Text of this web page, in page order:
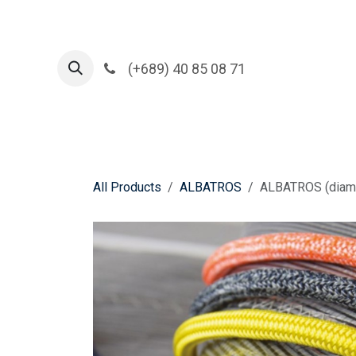
(+689) 40 85 08 71
All Products ALBATROS ALBATROS